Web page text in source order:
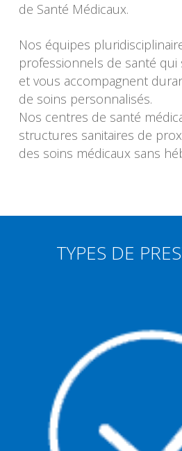
de Santé Médicaux.
Nos équipes
professionnels de santé
et vous accompagnent
de soins personnalisés.
Nos centres de santé
structures sanitaires de
des soins médicaux sans
TYPES DE